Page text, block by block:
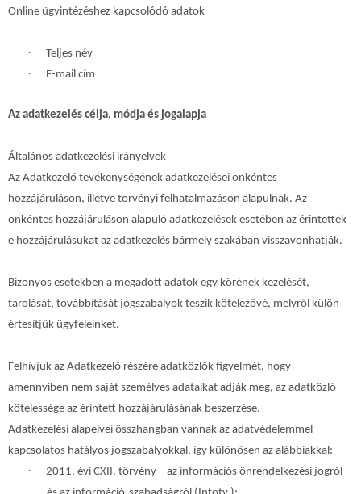
Online ügyintézéshez kapcsolódó adatok
· Teljes név
· E-mail cím
Az adatkezelés célja, módja és jogalapja
Általános adatkezelési irányelvek
Az Adatkezelő tevékenységének adatkezelései önkéntes
hozzájáruláson, illetve törvényi felhatalmazáson alapulnak. Az
önkéntes hozzájáruláson alapuló adatkezelések esetében az érintettek
e hozzájárulásukat az adatkezelés bármely szakában visszavonhatják.
Bizonyos esetekben a megadott adatok egy körének kezelését,
tárolását, továbbítását jogszabályok teszik kötelezővé, melyről külön
értesítjük ügyfeleinket.
Felhívjuk az Adatkezelő részére adatközlők figyelmét, hogy
amennyiben nem saját személyes adataikat adják meg, az adatközlő
kötelessége az érintett hozzájárulásának beszerzése.
Adatkezelési alapelvei összhangban vannak az adatvédelemmel
kapcsolatos hatályos jogszabályokkal, így különösen az alábbiakkal:
·
2011. évi CXII. törvény – az információs önrendelkezési jogról